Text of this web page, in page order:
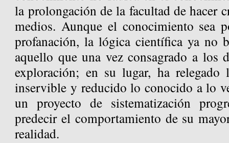
la prolongación de la facultad de hacer
medios. Aunque el conocimiento sea
profanación, la lógica científica ya no
aquello que una vez consagrado a los
exploración; en su lugar, ha
inservible y reducido lo conocido a lo
un proyecto de sistematización
predecir el comportamiento de su
realidad.